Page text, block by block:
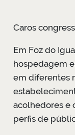
Caros
Em Foz do
hospedagem
em diferentes
acolhedores e
perfis de